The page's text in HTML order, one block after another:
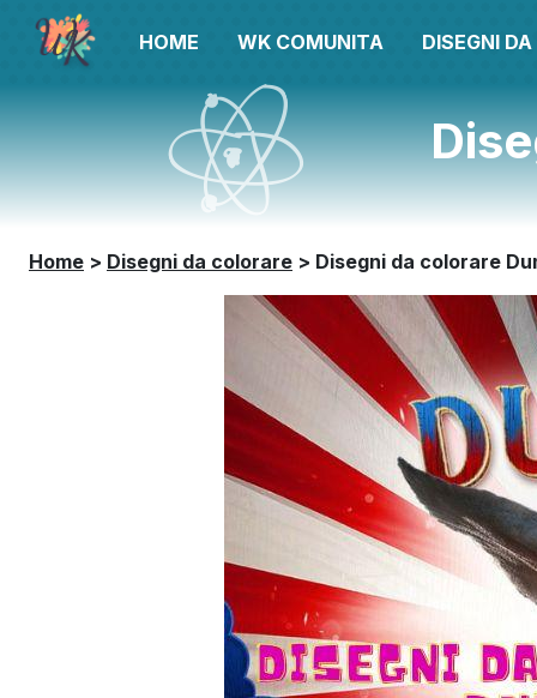
HOME WK COMUNITA DISEGNI
Home > Disegni da colorare > Disegni da colorare